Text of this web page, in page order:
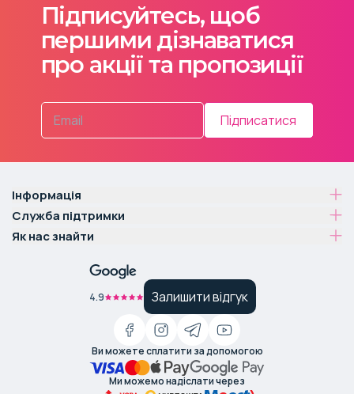
Підписуйтесь, щоб
першими дізнаватися
про акції та пропозиції
Підписатися
Інформація
Служба підтримки
Як нас знайти
4.9 Залишити відгук
Ви можете сплатити за допомогою
Ми можемо надіслати через